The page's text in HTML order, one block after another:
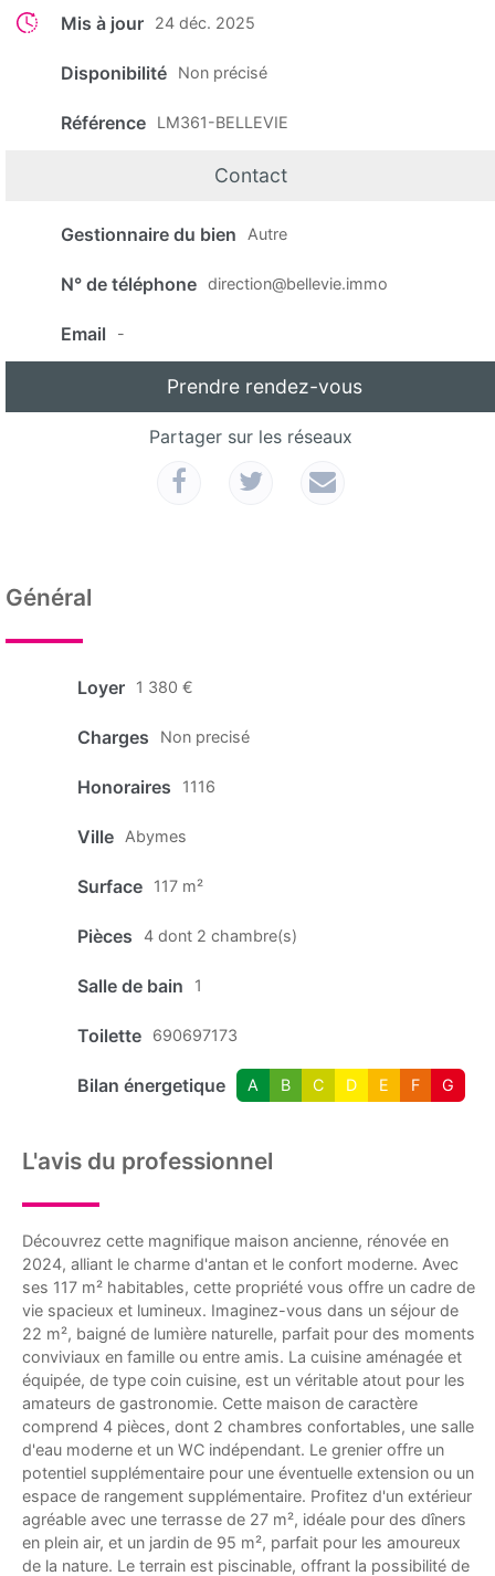
Mis à jour 24 déc. 2025
Disponibilité Non précisé
Référence LM361-BELLEVIE
Contact
Gestionnaire du bien Autre
N° de téléphone direction@bellevie.immo
Email -
Prendre rendez-vous
Partager sur les réseaux
Général
Loyer 1 380 €
Charges Non precisé
Honoraires 1116
Ville Abymes
Surface 117 m²
Pièces 4 dont 2 chambre(s)
Salle de bain 1
Toilette 690697173
Bilan énergetique A B C D E F G
L'avis du professionnel
Découvrez cette magnifique maison ancienne, rénovée en
2024, alliant le charme d'antan et le confort moderne. Avec
ses 117 m² habitables, cette propriété vous offre un cadre de
vie spacieux et lumineux. Imaginez-vous dans un séjour de
22 m², baigné de lumière naturelle, parfait pour des moments
conviviaux en famille ou entre amis. La cuisine aménagée et
équipée, de type coin cuisine, est un véritable atout pour les
amateurs de gastronomie. Cette maison de caractère
comprend 4 pièces, dont 2 chambres confortables, une salle
d'eau moderne et un WC indépendant. Le grenier offre un
potentiel supplémentaire pour une éventuelle extension ou un
espace de rangement supplémentaire. Profitez d'un extérieur
agréable avec une terrasse de 27 m², idéale pour des dîners
en plein air, et un jardin de 95 m², parfait pour les amoureux
de la nature. Le terrain est piscinable, offrant la possibilité de